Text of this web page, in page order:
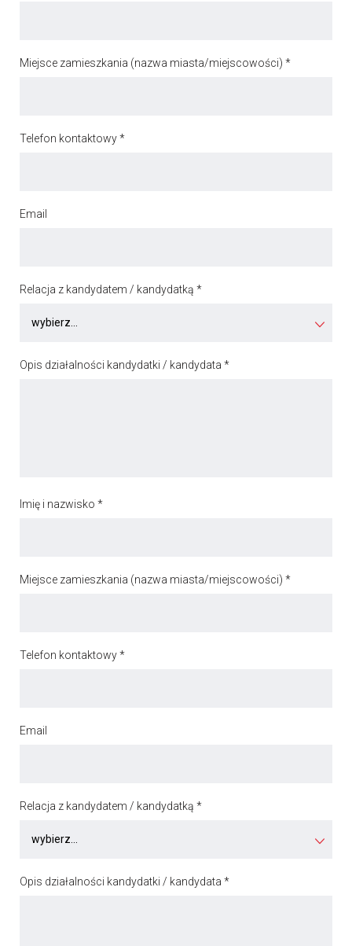
Miejsce zamieszkania (nazwa miasta/miejscowości) *
Telefon kontaktowy *
Email
Relacja z kandydatem / kandydatką *
Opis działalności kandydatki / kandydata *
Imię i nazwisko *
Miejsce zamieszkania (nazwa miasta/miejscowości) *
Telefon kontaktowy *
Email
Relacja z kandydatem / kandydatką *
Opis działalności kandydatki / kandydata *